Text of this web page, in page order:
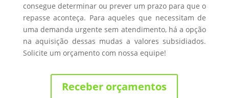
consegue determinar ou prever um prazo para que o
repasse aconteça. Para aqueles que necessitam de
uma demanda urgente sem atendimento, há a opção
na aquisição dessas mudas a valores subsidiados.
Solicite um orçamento com nossa equipe!
Receber orçamentos